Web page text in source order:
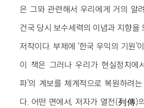
은 그와 관련해서 우리에게 거의 알
건국 당시 보수세력의 이념과 지향을
저작이다. 부제에 ‘한국 우익의 기원’
이 책은 그러나 우리가 현실정치에
파’의 계보를 체계적으로 복원하려
다. 어떤 면에서, 저자가 열전(列傳)